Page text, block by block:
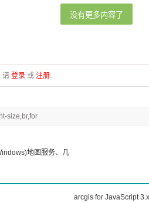
没有更多内容了
请 登录 或 注册.
size,br,for
地图服务、几
arcgis for JavaScript 3.x